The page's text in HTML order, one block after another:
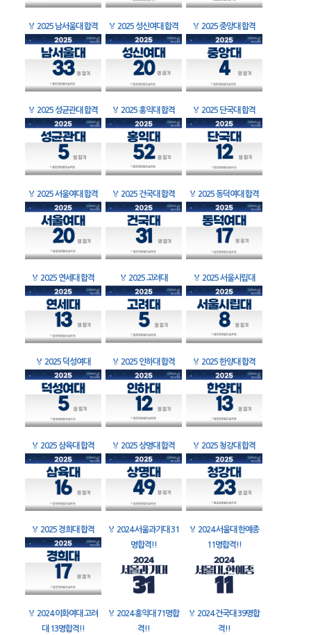
🏅 2025 남서울대 합격 🏅 2025 성신여대 합격 🏅 2025 중앙대 합격
🏅 2025 성균관대 합격 🏅 2025 홍익대 합격 🏅 2025 단국대 합격
🏅 2025 서울여대 합격 🏅 2025 건국대 합격 🏅 2025 동덕여대 합격
🏅 2025 연세대 합격 🏅 2025 고려대 🏅 2025 서울시립대
🏅 2025 덕성여대 🏅 2025 인하대 합격 🏅 2025 한양대 합격
🏅 2025 삼육대 합격 🏅 2025 상명대 합격 🏅 2025 청강대 합격
🏅 2025 경희대 합격 🏅 2024 서울과기대 31
명합격!!
🏅 2024 서울대 한예종
11명합격!!
🏅 2024 이화여대 고려
대 13명합격!!
🏅 2024 홍익대 71명합
격!!
🏅 2024 건국대 39명합
격!!